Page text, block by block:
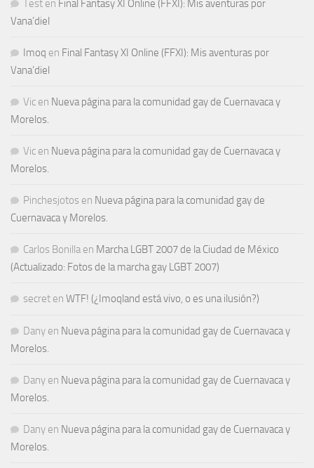
Test en Final Fantasy XI Online (FFXI): Mis aventuras por
Vana’diel
Imoq en Final Fantasy XI Online (FFXI): Mis aventuras por
Vana’diel
Vic en Nueva página para la comunidad gay de Cuernavaca y
Morelos.
Vic en Nueva página para la comunidad gay de Cuernavaca y
Morelos.
Pinchesjotos en Nueva página para la comunidad gay de
Cuernavaca y Morelos.
Carlos Bonilla en Marcha LGBT 2007 de la Ciudad de México
(Actualizado: Fotos de la marcha gay LGBT 2007)
secret en WTF! (¿Imoqland está vivo, o es una ilusión?)
Dany en Nueva página para la comunidad gay de Cuernavaca y
Morelos.
Dany en Nueva página para la comunidad gay de Cuernavaca y
Morelos.
Dany en Nueva página para la comunidad gay de Cuernavaca y
Morelos.